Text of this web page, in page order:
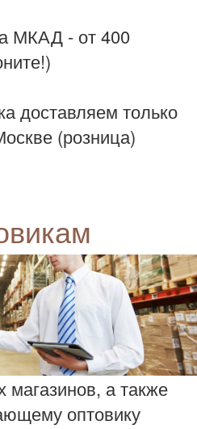
МКАД - от 400
доставляем только
(розница)
а также
оптовику